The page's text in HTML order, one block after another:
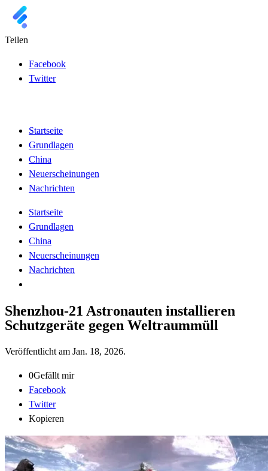
Teilen
Facebook
Twitter
Startseite
Grundlagen
China
Neuerscheinungen
Nachrichten
Startseite
Grundlagen
China
Neuerscheinungen
Nachrichten
Shenzhou-21 Astronauten installieren
Schutzgeräte gegen Weltraummüll
Veröffentlicht am Jan. 18, 2026.
0Gefällt mir
Facebook
Twitter
Kopieren